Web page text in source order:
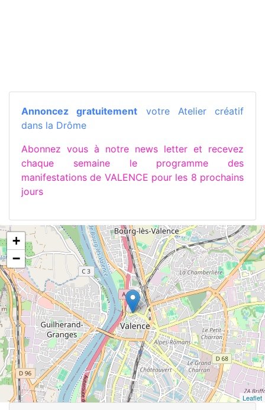
Annoncez gratuitement votre Atelier créatif
dans la Drôme
Abonnez vous à notre news letter et recevez
chaque semaine le programme des
manifestations de VALENCE pour les 8 prochains
jours
+
−
Leaflet